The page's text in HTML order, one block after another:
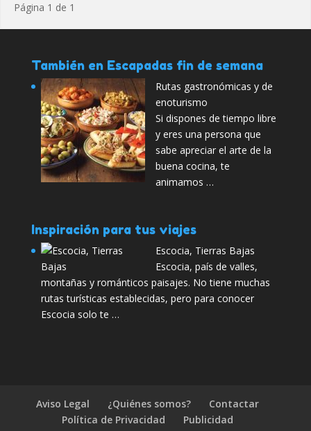
Página 1 de 1
También en Escapadas fin de semana
Rutas gastronómicas y de
enoturismo
Si dispones de tiempo libre
y eres una persona que
sabe apreciar el arte de la
buena cocina, te
animamos …
Inspiración para tus viajes
Escocia, Tierras Bajas
Escocia, país de valles,
montañas y románticos paisajes. No tiene muchas
rutas turísticas establecidas, pero para conocer
Escocia solo te …
Aviso Legal ¿Quiénes somos?
Contactar
Política de Privacidad
Publicidad